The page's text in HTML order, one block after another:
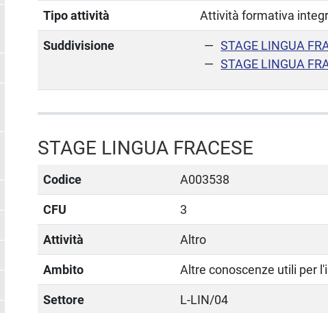
Tipo attività Attività formativa
Suddivisione
STAGE LINGUA
STAGE LINGUA
STAGE LINGUA FRACESE
Codice A003538
CFU 3
Attività Altro
Ambito Altre conoscenze utili per
Settore L-LIN/04